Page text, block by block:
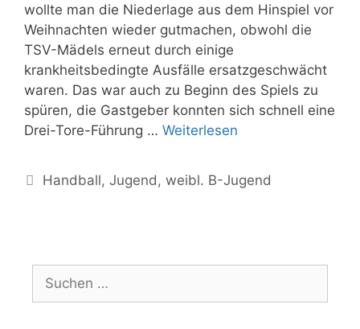
wollte man die Niederlage aus dem Hinspiel vor
Weihnachten wieder gutmachen, obwohl die
TSV-Mädels erneut durch einige
krankheitsbedingte Ausfälle ersatzgeschwächt
waren. Das war auch zu Beginn des Spiels zu
spüren, die Gastgeber konnten sich schnell eine
Drei-Tore-Führung … Weiterlesen
Handball,Jugend ,weibl. B-Jugend